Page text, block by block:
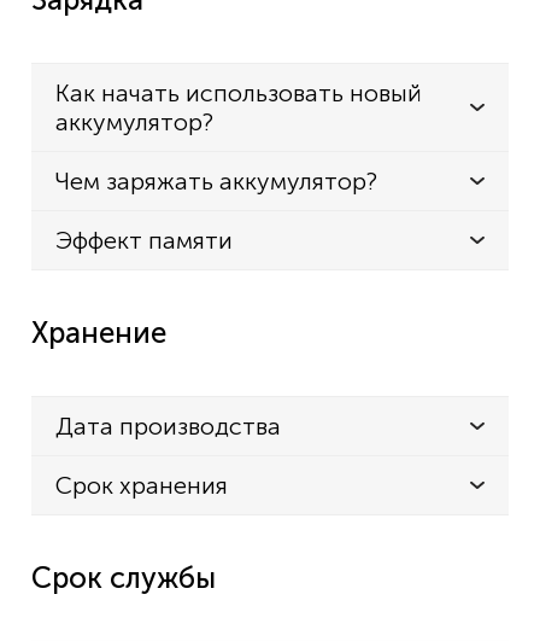
Как начать использовать новый
аккумулятор?
Чем заряжать аккумулятор?
Эффект памяти
Хранение
Дата производства
Срок хранения
Срок службы